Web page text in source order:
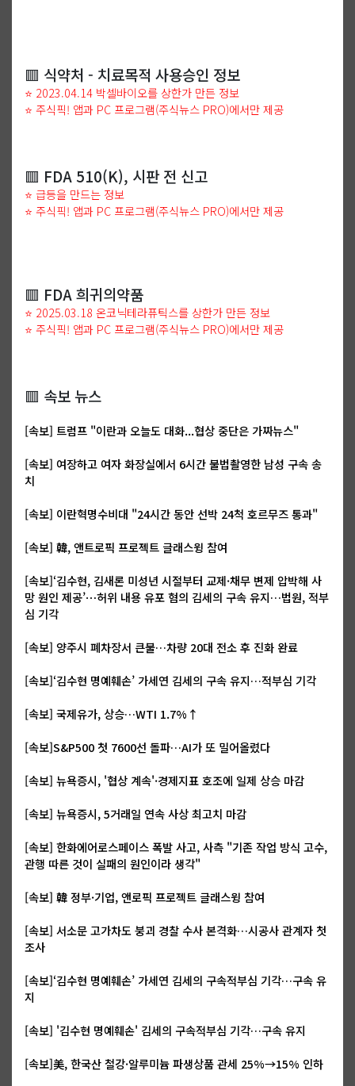
🟥 식약처 - 치료목적 사용승인 정보
⭐ 2023.04.14 박셀바이오를 상한가 만든 정보
⭐ 주식픽! 앱과 PC 프로그램(주식뉴스 PRO)에서만 제공
🟥 FDA 510(K), 시판 전 신고
⭐ 급등을 만드는 정보
⭐ 주식픽! 앱과 PC 프로그램(주식뉴스 PRO)에서만 제공
🟥 FDA 희귀의약품
⭐ 2025.03.18 온코닉테라퓨틱스를 상한가 만든 정보
⭐ 주식픽! 앱과 PC 프로그램(주식뉴스 PRO)에서만 제공
🟥 속보 뉴스
[속보] 트럼프 "이란과 오늘도 대화...협상 중단은 가짜뉴스"
[속보] 여장하고 여자 화장실에서 6시간 불법촬영한 남성 구속 송
치
[속보] 이란혁명수비대 "24시간 동안 선박 24척 호르무즈 통과"
[속보] 韓, 앤트로픽 프로젝트 글래스윙 참여
[속보]‘김수현, 김새론 미성년 시절부터 교제·채무 변제 압박해 사
망 원인 제공’⋯허위 내용 유포 혐의 김세의 구속 유지…법원, 적부
심 기각
[속보] 양주시 폐차장서 큰불…차량 20대 전소 후 진화 완료
[속보]‘김수현 명예훼손’ 가세연 김세의 구속 유지…적부심 기각
[속보] 국제유가, 상승…WTI 1.7%↑
[속보]S&P500 첫 7600선 돌파…AI가 또 밀어올렸다
[속보] 뉴욕증시, '협상 계속'·경제지표 호조에 일제 상승 마감
[속보] 뉴욕증시, 5거래일 연속 사상 최고치 마감
[속보] 한화에어로스페이스 폭발 사고, 사측 "기존 작업 방식 고수,
관행 따른 것이 실패의 원인이라 생각"
[속보] 韓 정부·기업, 앤로픽 프로젝트 글래스윙 참여
[속보] 서소문 고가차도 붕괴 경찰 수사 본격화…시공사 관계자 첫
조사
[속보]‘김수현 명예훼손’ 가세연 김세의 구속적부심 기각…구속 유
지
[속보] '김수현 명예훼손' 김세의 구속적부심 기각…구속 유지
[속보]美, 한국산 철강·알루미늄 파생상품 관세 25%→15% 인하